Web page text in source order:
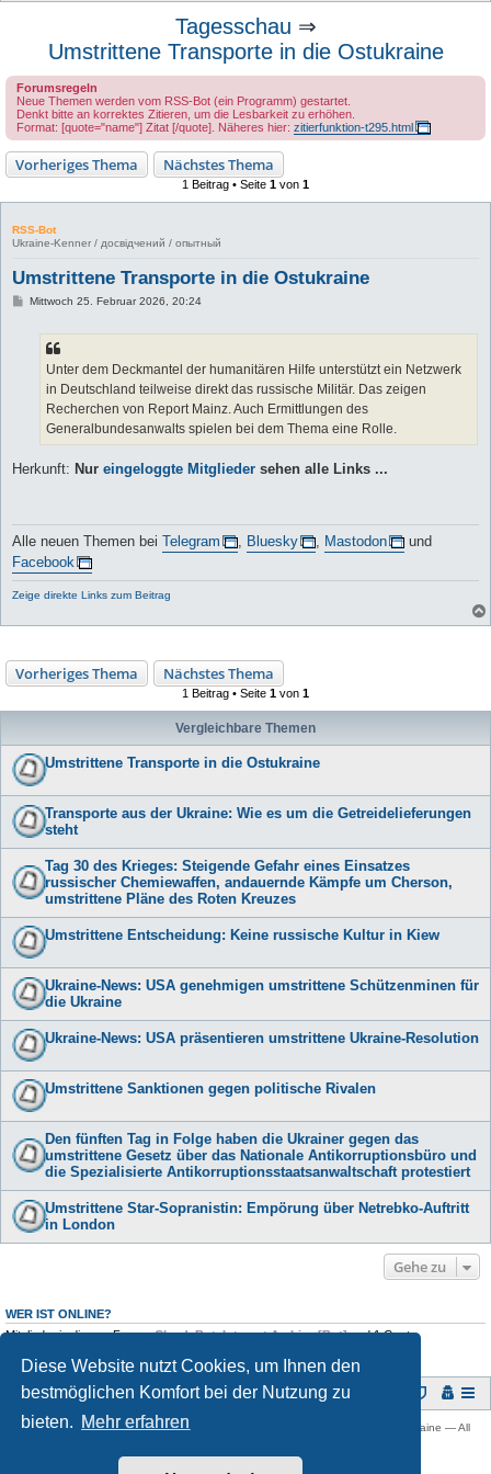
Diese Website nutzt Cookies, um Ihnen den
bestmöglichen Komfort bei der Nutzung zu
bieten.
Mehr erfahren
Tagesschau ⇒
Umstrittene Transporte in die Ostukraine
Forumsregeln
Neue Themen werden vom RSS-Bot (ein Programm) gestartet.
Denkt bitte an korrektes Zitieren, um die Lesbarkeit zu erhöhen.
Format: [quote="name"] Zitat [/quote]. Näheres hier: zitierfunktion-t295.html
Vorheriges Thema Nächstes Thema
1 Beitrag • Seite 1 von 1
RSS-Bot
Ukraine-Kenner / досвідчений / опытный
Umstrittene Transporte in die Ostukraine
BMittwoch 25. Februar 2026, 20:24
Unter dem Deckmantel der humanitären Hilfe unterstützt ein Netzwerk
in Deutschland teilweise direkt das russische Militär. Das zeigen
Recherchen von Report Mainz. Auch Ermittlungen des
Generalbundesanwalts spielen bei dem Thema eine Rolle.
Herkunft: Nur eingeloggte Mitglieder sehen alle Links ...
Alle neuen Themen bei Telegram Bluesky Mastodon
und
Facebook
Zeige direkte Links zum Beitrag
Vorheriges Thema Nächstes Thema
1 Beitrag • Seite 1 von 1
Vergleichbare Themen
Umstrittene Transporte in die Ostukraine
Transporte aus der Ukraine: Wie es um die Getreidelieferungen
steht
Tag 30 des Krieges: Steigende Gefahr eines Einsatzes
russischer Chemiewaffen, andauernde Kämpfe um Cherson,
umstrittene Pläne des Roten Kreuzes
Umstrittene Entscheidung: Keine russische Kultur in Kiew
Ukraine-News: USA genehmigen umstrittene Schützenminen für
die Ukraine
Ukraine-News: USA präsentieren umstrittene Ukraine-Resolution
Umstrittene Sanktionen gegen politische Rivalen
Den fünften Tag in Folge haben die Ukrainer gegen das
umstrittene Gesetz über das Nationale Antikorruptionsbüro und
die Spezialisierte Antikorruptionsstaatsanwaltschaft protestiert
Umstrittene Star-Sopranistin: Empörung über Netrebko-Auftritt
in London
Gehe zu
WER IST ONLINE?
Mitglieder in diesem Forum:ClaudeBot,Internet Archive [Bot]und 1 Gast
Foren-Übersicht
Copyright © 2009 -2026 Ukraine-Forum: Infos, Tipps und Diskussionen zur Ukraine — All